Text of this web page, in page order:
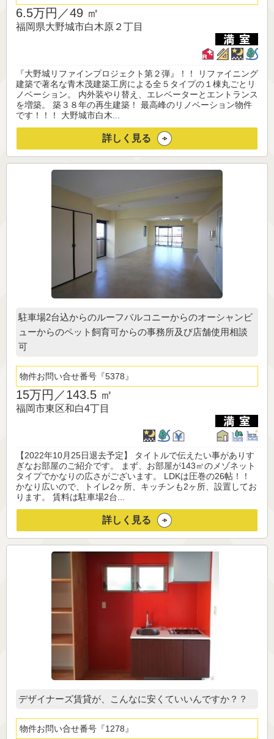
6.5万円／49 ㎡
福岡県大野城市白木原２丁目
『大野城リファインプロジェクト第２弾』！！ リファイニング
建築で著名な青木茂建築工房による全５タイプの１棟丸ごとリ
ノベーション。 内外装やり替え、エレベーターとエントランス
を増築。 築３８年の再生建築！ 最高峰のリノベーション物件
です！！！ 大野城市白木...
詳しく見る
駐車場2台込からのルーフバルコニーからのオーシャンビ
ューからのペット飼育可からの事務所及び店舗使用相談
可
物件お問い合せ番号 5378
15万円／143.5 ㎡
福岡市東区和白4丁目
【2022年10月25日退去予定】 タイトルで伝えたい事がありす
ぎなお部屋のご紹介です。 まず、お部屋が143㎡のメゾネット
タイプでかなりの広さがございます。 LDKは圧巻の26帖！！
かなり広いので、トイレ2ヶ所、キッチンも2ヶ所、設置してお
ります。 賃料は駐車場2台...
詳しく見る
デザイナーズ賃貸が、こんなに安くていいんですか？？
物件お問い合せ番号 1278